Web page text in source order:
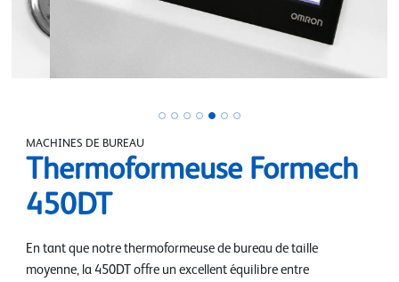
MACHINES DE BUREAU
Thermoformeuse Formech
450DT
En tant que notre thermoformeuse de bureau de taille
moyenne, la 450DT offre un excellent équilibre entre